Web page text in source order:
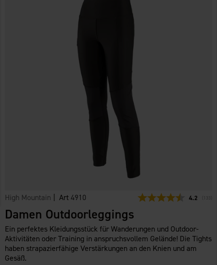
High Mountain | Art4910 4.2 133
Damen Outdoorleggings
Ein perfektes Kleidungsstück für Wanderungen und Outdoor-
Aktivitäten oder Training in anspruchsvollem Gelände! Die Tights
haben strapazierfähige Verstärkungen an den Knien und am
Gesäß.